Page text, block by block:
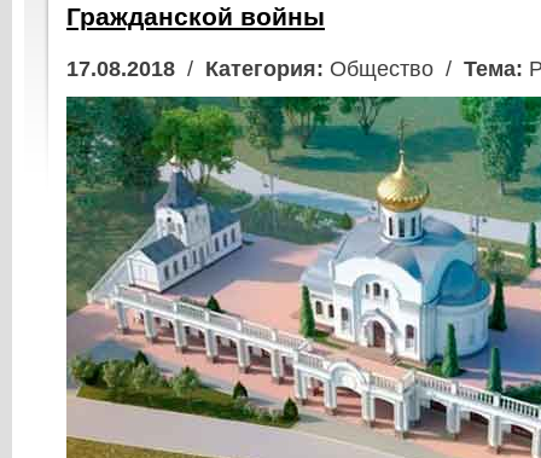
Гражданской войны
17.08.2018 / Категория: Общество / Тема: